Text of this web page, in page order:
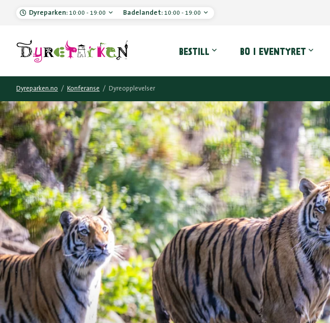
Dyreparken: 10:00 - 19:00 Badelandet: 10:00 - 19:00
BESTILL BO I EVENTYRET
Dyreparken.no / Konferanse / Dyreopplevelser